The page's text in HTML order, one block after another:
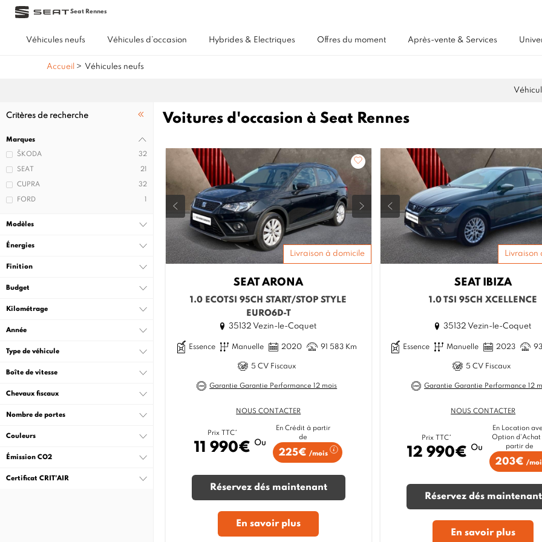
Seat Rennes
Véhicules neufs Véhicules d’occasion Hybrides & Electriques Offres du moment Après-vente & Services
Accueil > Véhicules neufs
Critères de recherche
Marques
ŠKODA
32
SEAT 21
CUPRA 32
FORD 1
Modèles
Énergies
Finition
Budget
Kilométrage
Année
Type de véhicule
Boîte de vitesse
Chevaux fiscaux
Nombre de portes
Couleurs
Émission CO2
Certificat CRIT’AIR
Voitures d'occasion à Seat Rennes
Livraison à domicile
SEATARONA
1.0 ECOTSI 95CH START/STOP STYLE
EURO6D-T
35132 Vezin-le-Coquet
Essence Manuelle 2020 91 583 Km
5 CV Fiscaux
Garantie Garantie Performance 12 mois
NOUS CONTACTER
Prix TTC*
11 990€ Ou
En Crédit à partir
de
225€/mois
Réservez dés maintenant
En savoir plus
Livraison
SEAT IBIZA
1.0 TSI 95CH XCELLENCE
35132 Vezin-le-Coquet
Essence Manuelle 2023
5 CV Fiscaux
Garantie Garantie Performance 12
NOUS CONTACTER
Prix TTC*
12 990€ Ou
En Location
Option d'Achat
partir de
203€ /
Réservez dés maintenant
En savoir plus